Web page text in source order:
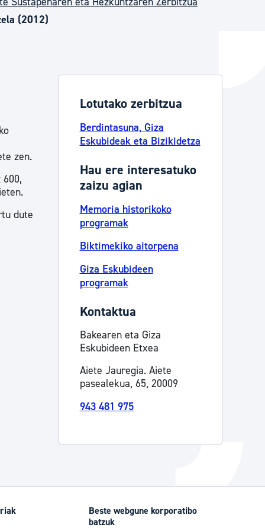
Izapideen katalogoa
Tramitaziorako laguntza
(2012)
zen.
dute
Lotutako zerbitzua
Berdintasuna, Giza
Eskubideak eta Bizikidetza
Hau ere interesatuko
zaizu agian
Memoria historikoko
programak
Biktimekiko aitorpena
Giza Eskubideen
programak
Kontaktua
Bakearen eta Giza
Eskubideen Etxea
Aiete Jauregia. Aiete
pasealekua, 65, 20009
943 481 975
Beste webgune korporatibo
batzuk